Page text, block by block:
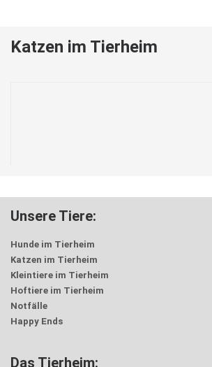
Katzen im Tierheim
Unsere Tiere:
Hunde im Tierheim
Katzen im Tierheim
Kleintiere im Tierheim
Hoftiere im Tierheim
Notfälle
Happy Ends
Das Tierheim: